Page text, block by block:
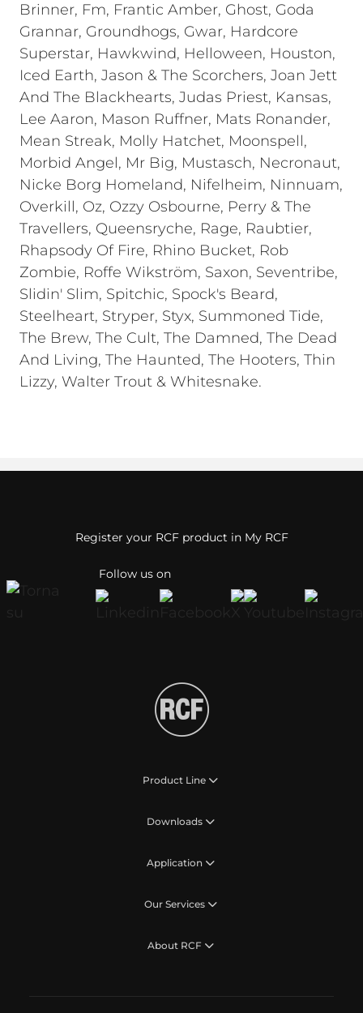
Brinner, Fm, Frantic Amber, Ghost, Goda
Grannar, Groundhogs, Gwar, Hardcore
Superstar, Hawkwind, Helloween, Houston,
Iced Earth, Jason & The Scorchers, Joan Jett
And The Blackhearts, Judas Priest, Kansas,
Lee Aaron, Mason Ruffner, Mats Ronander,
Mean Streak, Molly Hatchet, Moonspell,
Morbid Angel, Mr Big, Mustasch, Necronaut,
Nicke Borg Homeland, Nifelheim, Ninnuam,
Overkill, Oz, Ozzy Osbourne, Perry & The
Travellers, Queensryche, Rage, Raubtier,
Rhapsody Of Fire, Rhino Bucket, Rob
Zombie, Roffe Wikström, Saxon, Seventribe,
Slidin' Slim, Spitchic, Spock's Beard,
Steelheart, Stryper, Styx, Summoned Tide,
The Brew, The Cult, The Damned, The Dead
And Living, The Haunted, The Hooters, Thin
Lizzy, Walter Trout & Whitesnake.
Follow us on
Register your RCF product in My RCF
Product Line
Downloads
Application
Our Services
About RCF